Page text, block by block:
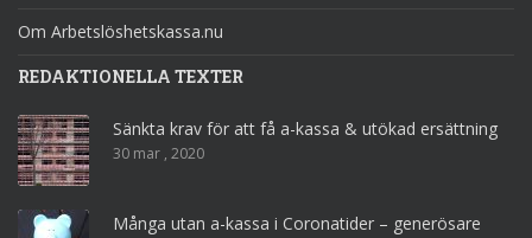
Om Arbetslöshetskassa.nu
REDAKTIONELLA TEXTER
Sänkta krav för att få a-kassa & utökad ersättning
30 mar , 2020
Många utan a-kassa i Coronatider – generösare